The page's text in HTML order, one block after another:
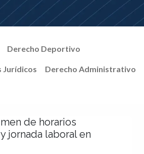
Derecho Deportivo
Jurídicos Derecho Administrativo
de horarios
jornada laboral en